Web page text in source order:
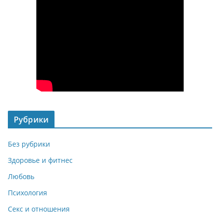
Рубрики
Без рубрики
Здоровье и фитнес
Любовь
Психология
Секс и отношения